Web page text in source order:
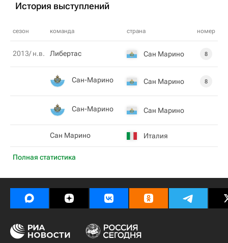
История выступлений
сезон команда страна номер
Полная статистика
2013/ н.в. Либертас Сан Марино 8
Сан-Марино Сан Марино 8
Сан-Марино Сан Марино
Сан Марино Италия